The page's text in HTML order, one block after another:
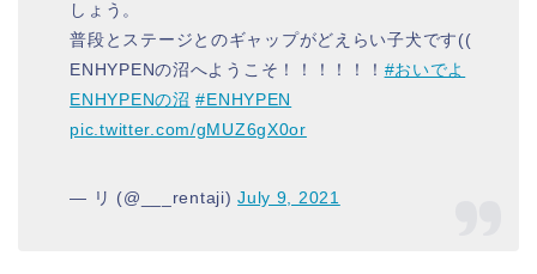
しょう。
普段とステージとのギャップがどえらい子犬です((
ENHYPENの沼へようこそ！！！！！！ #おいでよ
ENHYPENの沼 #ENHYPEN
pic.twitter.com/gMUZ6gX0or
— リ (@___rentaji)July 9, 2021